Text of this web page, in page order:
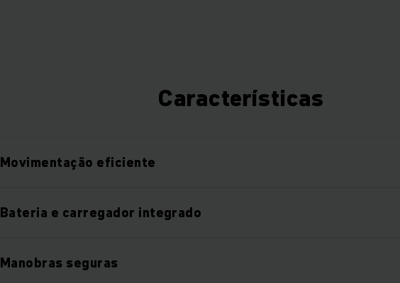
Características
Movimentação eficiente
Bateria e carregador integrado
Manobras seguras